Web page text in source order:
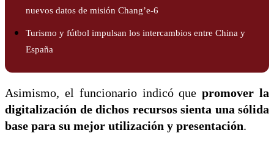
nuevos datos de misión Chang’e-6
Turismo y fútbol impulsan los intercambios entre China y
España
Asimismo, el funcionario indicó que promover la
digitalización de dichos recursos sienta una sólida
base para su mejor utilización y presentación.